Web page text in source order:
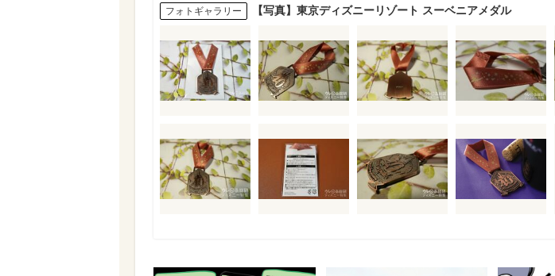
フォトギャラリー 【写真】東京ディズニーリゾート スーベニアメダル